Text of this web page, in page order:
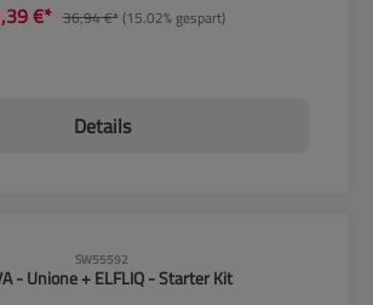
€* 36,94 €*(15.02% gespart)
Details
SW55592
- Unione + ELFLIQ - Starter Kit